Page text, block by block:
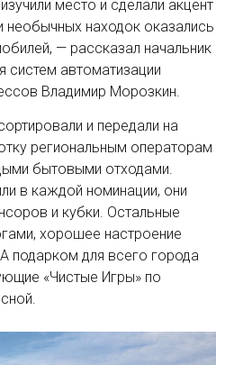
место и сделали акцент
необычных находок оказались
— рассказал начальник
систем автоматизации
Владимир Морозкин.
и передали на
региональным операторам
бытовыми отходами.
в каждой номинации, они
и кубки. Остальные
хорошее настроение
подарком для всего города
«Чистые Игры» по